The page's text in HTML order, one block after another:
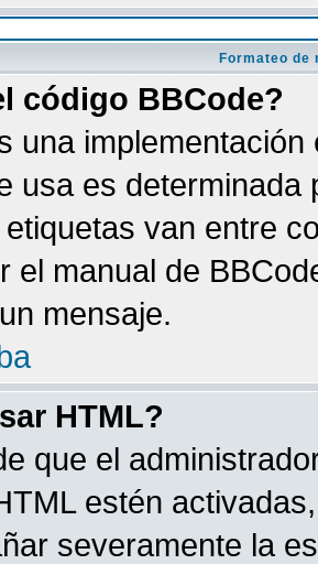
Formateo de
código BBCode?
una
usa es
van entre
el manual de
mensaje.
HTML?
que el
estén
severamente la